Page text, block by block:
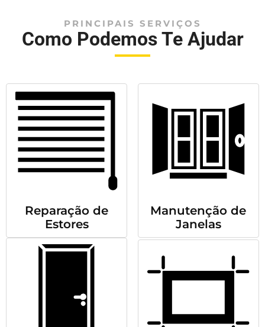
PRINCIPAIS SERVIÇOS
Como Podemos Te Ajudar
Reparação de
Estores
Manutenção de
Janelas